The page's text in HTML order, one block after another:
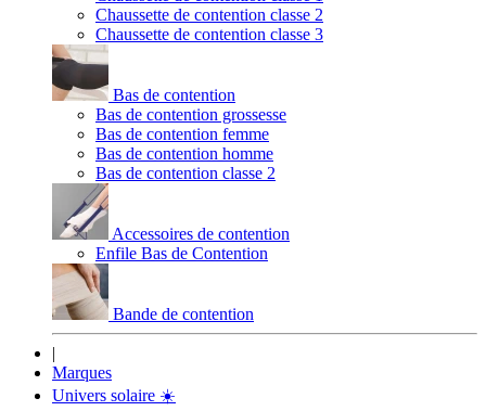
Chaussette de contention classe 2
Chaussette de contention classe 3
Bas de contention
Bas de contention grossesse
Bas de contention femme
Bas de contention homme
Bas de contention classe 2
Accessoires de contention
Enfile Bas de Contention
Bande de contention
|
Marques
Univers solaire ☀️